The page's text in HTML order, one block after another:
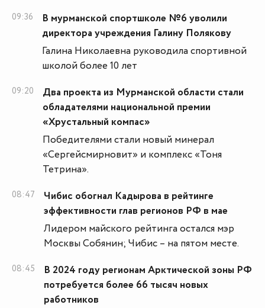
09:36
В мурманской спортшколе №6 уволили
директора учреждения Галину Полякову
Галина Николаевна руководила спортивной
школой более 10 лет
09:20
Два проекта из Мурманской области стали
обладателями национальной премии
«Хрустальный компас»
Победителями стали новый минерал
«Сергейсмирновит» и комплекс «Тоня
Тетрина».
08:47
Чибис обогнал Кадырова в рейтинге
эффективности глав регионов РФ в мае
Лидером майского рейтинга остался мэр
Москвы Собянин; Чибис – на пятом месте.
08:45
В 2024 году регионам Арктической зоны РФ
потребуется более 66 тысяч новых
работников